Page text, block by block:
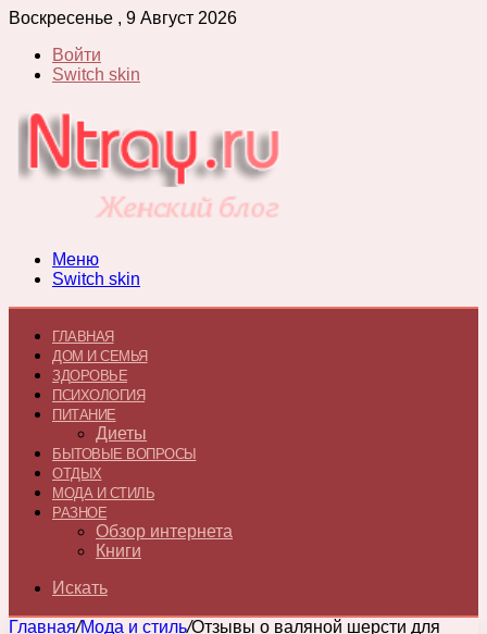
Воскресенье , 9 Август 2026
Войти
Switch skin
Меню
Switch skin
ГЛАВНАЯ
ДОМ И СЕМЬЯ
ЗДОРОВЬЕ
ПСИХОЛОГИЯ
ПИТАНИЕ
Диеты
БЫТОВЫЕ ВОПРОСЫ
ОТДЫХ
МОДА И СТИЛЬ
РАЗНОЕ
Обзор интернета
Книги
Искать
Главная/Мода и стиль/Отзывы о валяной шерсти для